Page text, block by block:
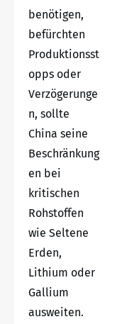
benötigen,
befürchten
Produktionsst
opps oder
Verzögerunge
n, sollte
China seine
Beschränkung
en bei
kritischen
Rohstoffen
wie Seltene
Erden,
Lithium oder
Gallium
ausweiten.